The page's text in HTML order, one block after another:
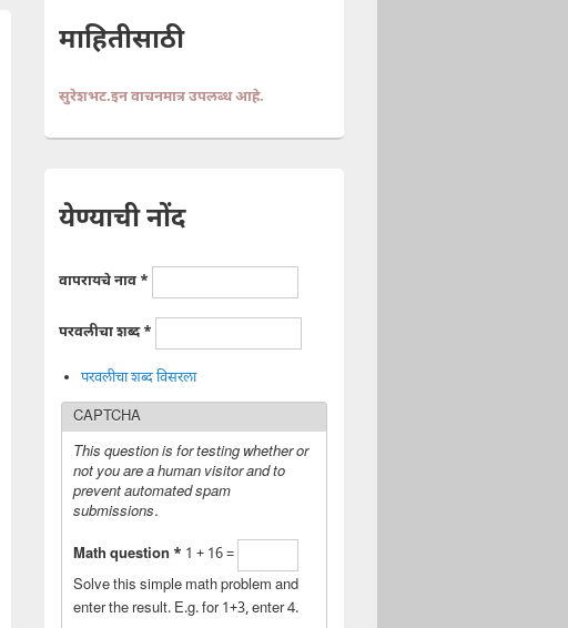
माहितीसाठी
सुरेशभट.इन वाचनमात्र उपलब्ध आहे.
येण्याची नोंद
वापरायचे नाव *
परवलीचा शब्द*
परवलीचा शब्द विसरला
CAPTCHA
This question is for testing whether or
not you are a human visitor and to
prevent automated spam
submissions.
Math question * 1 + 16 =
Solve this simple math problem and
enter the result. E.g. for 1+3, enter 4.